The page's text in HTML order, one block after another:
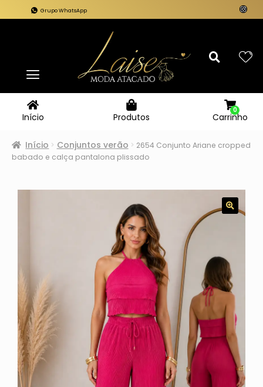
Grupo WhatsApp
Início Produtos Carrinho
0
Início Conjuntos verão
2654 Conjunto Ariane cropped
babado e calça pantalona plissado